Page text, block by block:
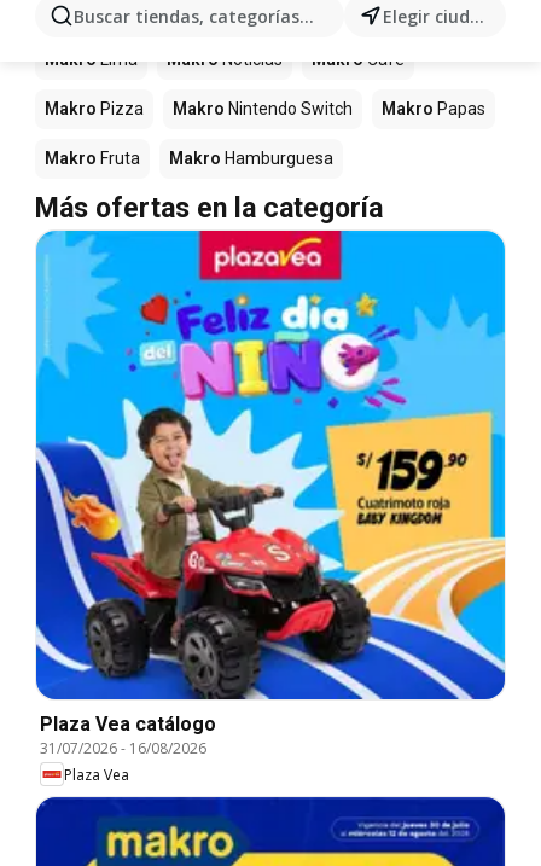
Buscar tiendas, categorías, productos... Elegir ciudad
Más productos en tiendas Makro
Makro Lima Makro Noticias Makro Café
Makro Pizza Makro Nintendo Switch Makro Papas
Makro Fruta Makro Hamburguesa
Más ofertas en la categoría
Plaza Vea catálogo
31/07/2026- 16/08/2026
Plaza Vea